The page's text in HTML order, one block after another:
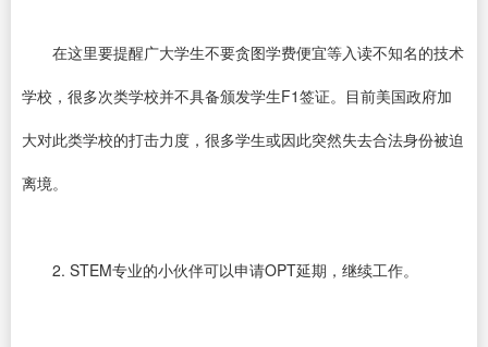
在这里要提醒广大学生不要贪图学费便宜等入读不知名的技术
学校，很多次类学校并不具备颁发学生F1签证。目前美国政府加
大对此类学校的打击力度，很多学生或因此突然失去合法身份被迫
离境。
2. STEM专业的小伙伴可以申请OPT延期，继续工作。